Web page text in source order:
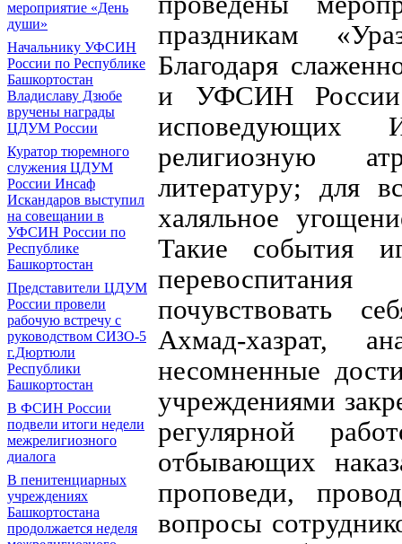
мероприятие «День
души»
Начальнику УФСИН
России по Республике
Башкортостан
Владиславу Дзюбе
вручены награды
ЦДУМ России
Куратор тюремного
служения ЦДУМ
России Инсаф
Искандаров выступил
на совещании в
УФСИН России по
Республике
Башкортостан
Представители ЦДУМ
России провели
рабочую встречу с
руководством СИЗО-5
г.Дюртюли
Республики
Башкортостан
В ФСИН России
подвели итоги недели
межрелигиозного
диалога
В пенитенциарных
учреждениях
Башкортостана
продолжается неделя
праздникам
Благодаря
и УФСИН
исповедующих
религиозную
литературу; для
халяльное
Такие события
почувствовать
Ахмад-хазрат,
несомненные
учреждениями
регулярной
отбывающих
проповеди,
вопросы